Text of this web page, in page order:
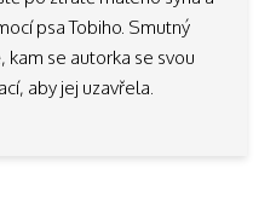
psa Tobiho. Smutný
kam se autorka se svou
aby jej uzavřela.